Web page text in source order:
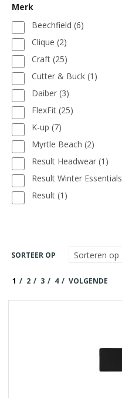
Merk
Beechfield (6)
Clique (2)
Craft (25)
Cutter & Buck (1)
Daiber (3)
FlexFit (25)
K-up (7)
Myrtle Beach (2)
Result Headwear (1)
Result Winter Essentials
Result (1)
SORTEER OP
1 2 3 4 VOLGENDE